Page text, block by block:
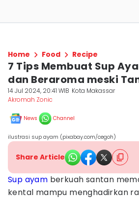
Home Food Recipe
7 Tips Membuat Sup
dan Beraroma meski
14 Jul 2024, 20:41 WIB Kota Makassar
Akromah Zonic
News Channel
ilustrasi sup ayam (pixabay.com/cegoh)
Share Article
Sup ayam berkuah santan
kental mampu menghadirkan